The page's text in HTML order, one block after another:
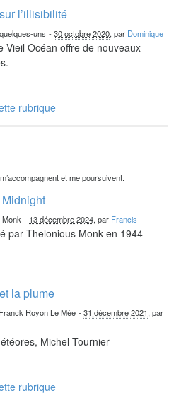
l’illisibilité
uns -30 octobre 2020, par Dominique
Vieil Océan offre de nouveaux
rubrique
et me poursuivent.
Midnight
- 13 décembre 2024, par Francis
par Thelonious Monk en 1944
la plume
Royon Le Mée -31 décembre 2021, par
Michel Tournier
rubrique